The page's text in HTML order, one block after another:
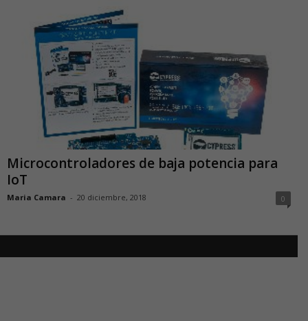
Microcontroladores de baja potencia para
IoT
Maria Camara - 20 diciembre, 2018 0